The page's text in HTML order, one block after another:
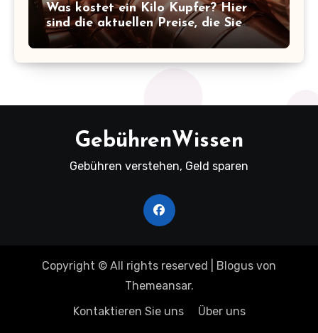
Was kostet ein Kilo Kupfer? Hier
sind die aktuellen Preise, die Sie
kennen sollten!
GebührenWissen
Gebühren verstehen, Geld sparen
Copyright © All rights reserved Blogus von
Themeansar.
Kontaktieren Sie uns
Über uns